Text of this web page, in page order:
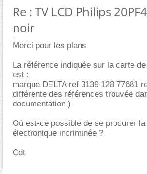
Re : TV LCD Philips
noir
Merci pour les plans
La référence indiquée sur la carte
est :
marque DELTA ref 3139 128 77681
différente des références trouvée
documentation )
Où est-ce possible de se procurer
électronique incriminée ?
Cdt